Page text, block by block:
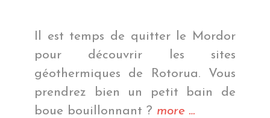
Il est temps de quitter le Mordor
pour découvrir les sites
géothermiques de Rotorua. Vous
prendrez bien un petit bain de
boue bouillonnant ? more « Des
…